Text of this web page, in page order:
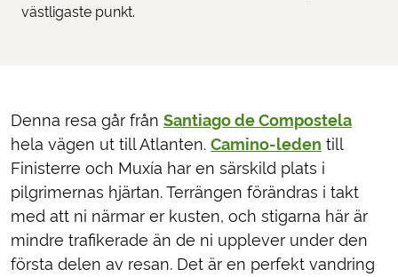
västligaste punkt.
Denna resa går frånSantiago de Compostela
hela vägen ut till Atlanten.Camino-leden till
Finisterre och Muxía har en särskild plats i
pilgrimernas hjärtan. Terrängen förändras i takt
med att ni närmar er kusten, och stigarna här är
mindre trafikerade än de ni upplever under den
första delen av resan. Det är en perfekt vandring